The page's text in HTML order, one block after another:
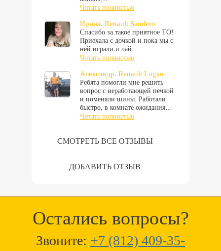
Читать полностью
Ирина. Renault Sandero
Спасибо за такое приятное ТО!
Приехала с дочкой и пока мы с
ней играли и чай…
Читать полностью
Александр. Renault Logan
Ребята помогли мне решить
вопрос с неработающей печкой
и поменяли шины. Работали
быстро, в комнате ожидания…
Читать полностью
СМОТРЕТЬ ВСЕ ОТЗЫВЫ
ДОБАВИТЬ ОТЗЫВ
Остались вопросы?
Звоните: +7 (812) 409-35-